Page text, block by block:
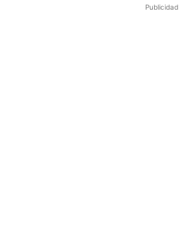
Publicidad